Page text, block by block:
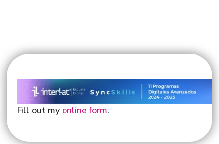
Fill out my online form.